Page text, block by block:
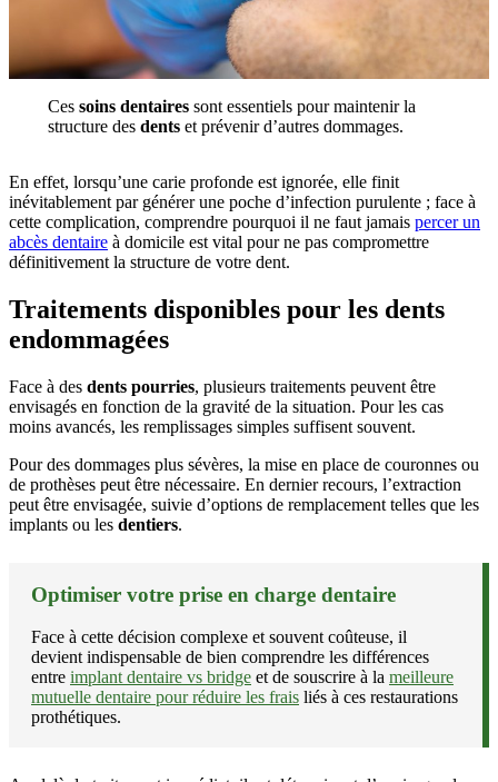
Ces soins dentairessont essentiels pour maintenir la
structure des dentset prévenir d’autres dommages.
En effet, lorsqu’une carie profonde est ignorée, elle finit
inévitablement par générer une poche d’infection purulente ; face à
cette complication, comprendre pourquoi il ne faut jamais percer un
abcès dentaire à domicile est vital pour ne pas compromettre
définitivement la structure de votre dent.
Traitements disponibles pour les dents
endommagées
Face à des dents pourries, plusieurs traitements peuvent être
envisagés en fonction de la gravité de la situation. Pour les cas
moins avancés, les remplissages simples suffisent souvent.
Pour des dommages plus sévères, la mise en place de couronnes ou
de prothèses peut être nécessaire. En dernier recours, l’extraction
peut être envisagée, suivie d’options de remplacement telles que les
implants ou les dentiers.
Optimiser votre prise en charge dentaire
Face à cette décision complexe et souvent coûteuse, il
devient indispensable de bien comprendre les différences
entre implant dentaire vs bridge et de souscrire à la meilleure
mutuelle dentaire pour réduire les frais liés à ces restaurations
prothétiques.